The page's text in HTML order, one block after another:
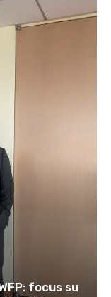
focus su